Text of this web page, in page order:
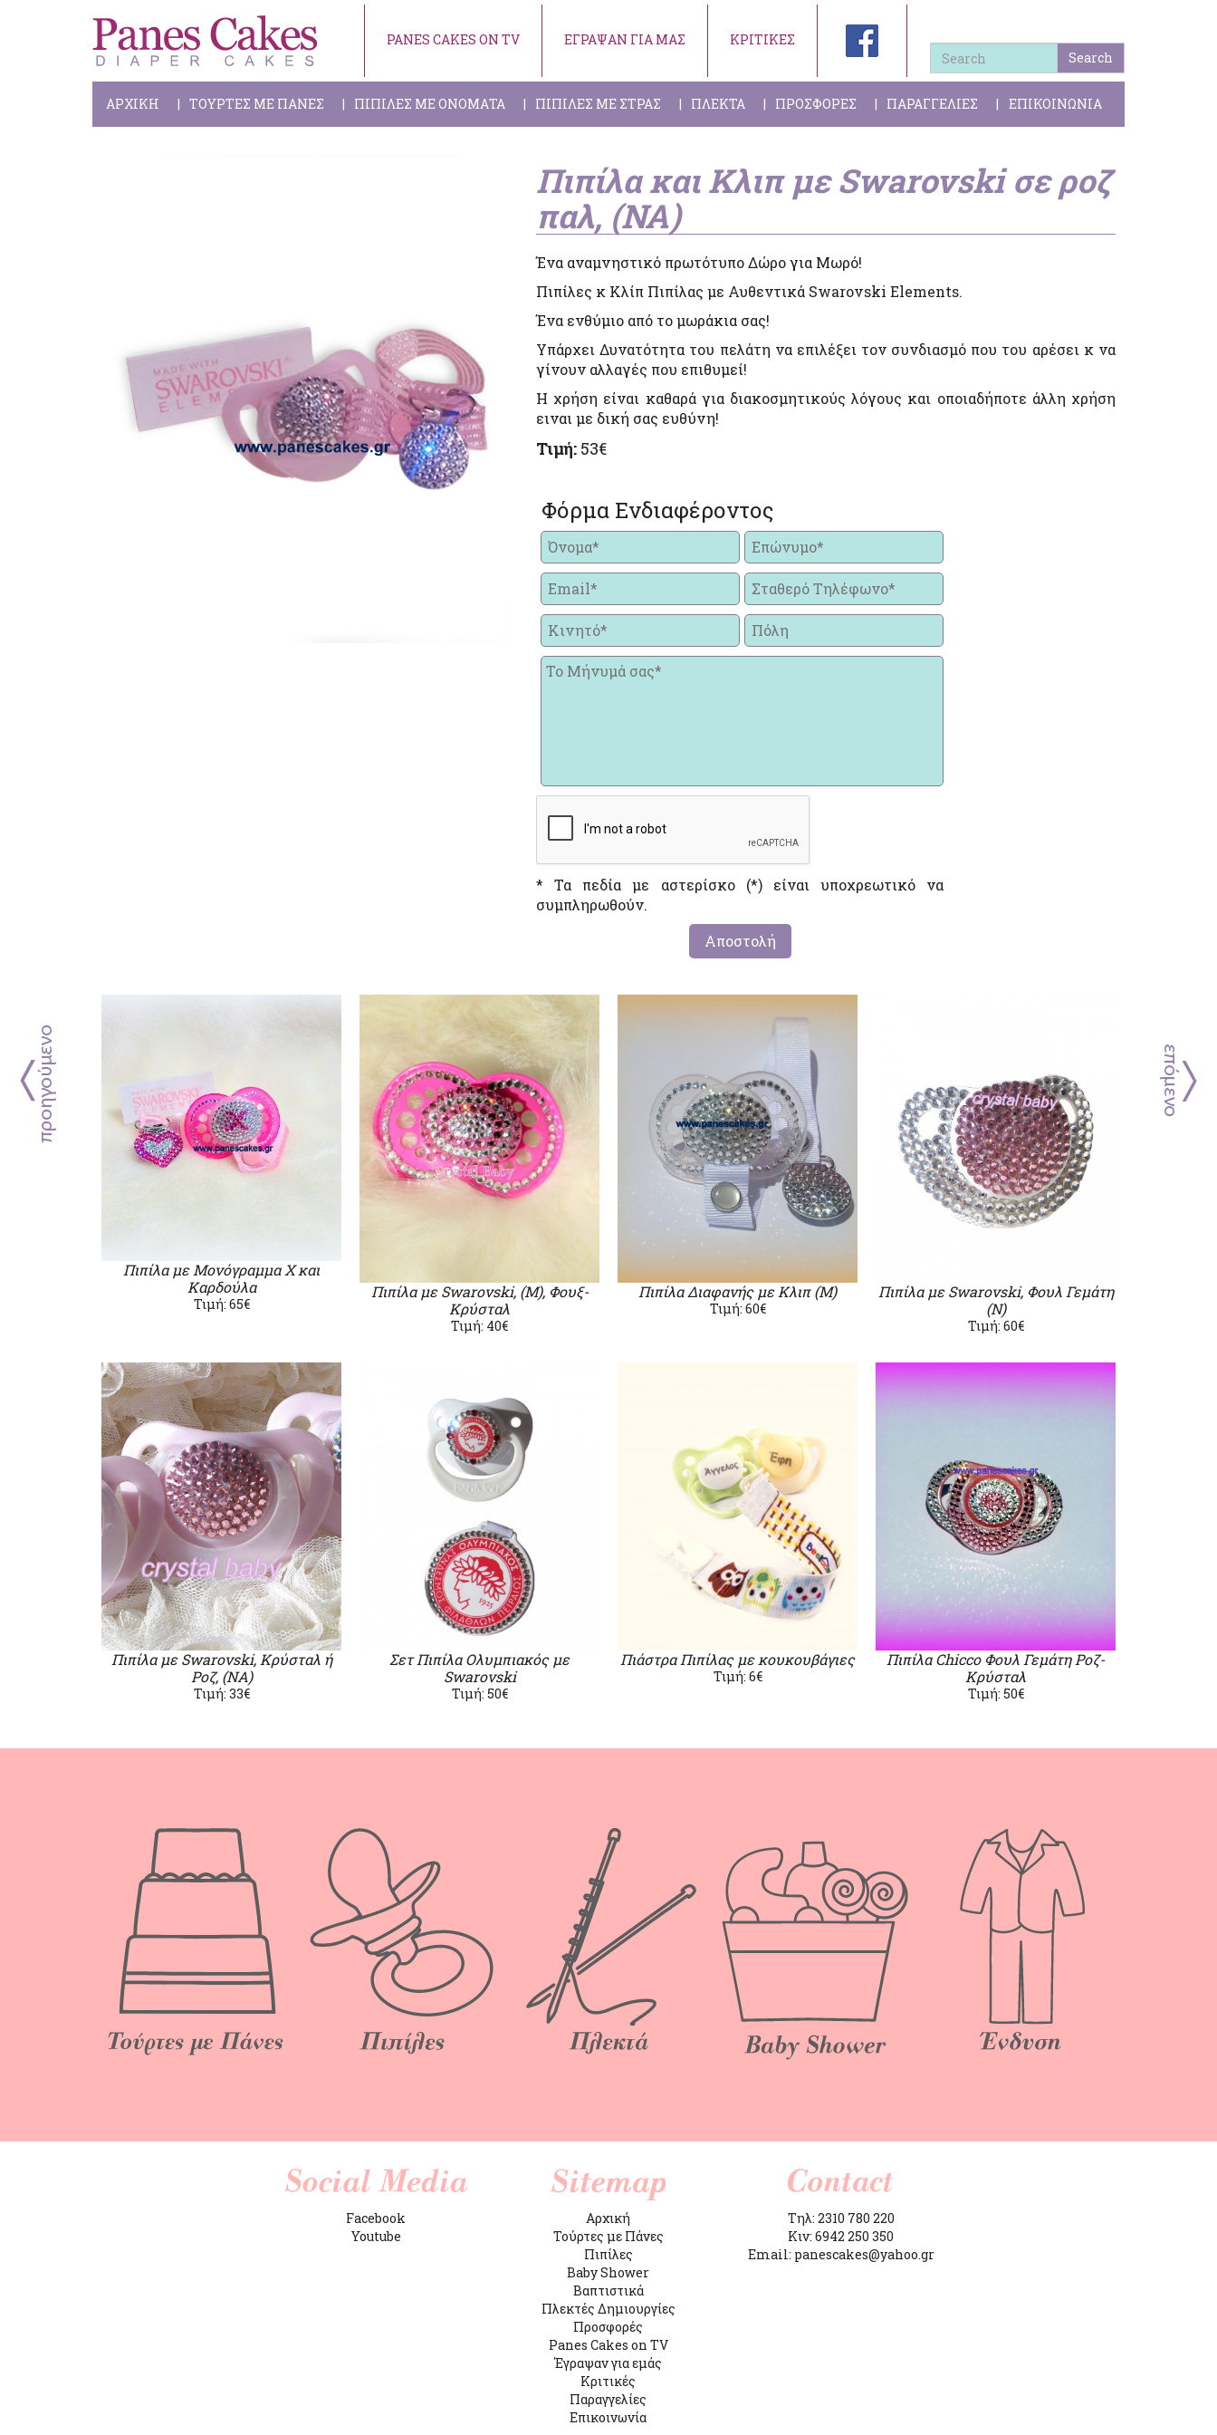
Search
PANES CAKES ON TV ΕΓΡΑΨΑΝ ΓΙΑ ΜΑΣ ΚΡΙΤΙΚΕΣ
ΑΡΧΙΚΗ ΤΟΥΡΤΕΣ ΜΕ ΠΑΝΕΣ ΠΙΠΙΛΕΣ ΜΕ ΟΝΟΜΑΤΑ ΠΙΠΙΛΕΣ ΜΕ ΣΤΡΑΣ ΠΛΕΚΤΑ ΠΡΟΣΦΟΡΕΣ ΠΑΡΑΓΓΕΛΙΕΣ ΕΠΙΚΟΙΝΩΝΙΑ
Πιπίλα και Κλιπ με Swarovski σε ροζ
παλ, (ΝΑ)
Ένα αναμνηστικό πρωτότυπο Δώρο για Μωρό!
Πιπίλες κ Κλίπ Πιπίλας με Αυθεντικά Swarovski Elements.
Ένα ενθύμιο από το μωράκια σας!
Υπάρχει Δυνατότητα του πελάτη να επιλέξει τον συνδιασμό που του αρέσει κ να
γίνουν αλλαγές που επιθυμεί!
Η χρήση είναι καθαρά για διακοσμητικούς λόγους και οποιαδήποτε άλλη χρήση
ειναι με δική σας ευθύνη!
Τιμή: 53€
Φόρμα Ενδιαφέροντος
* Τα πεδία με αστερίσκο (*) είναι υποχρεωτικό να
συμπληρωθούν.
Πιπίλα με Μονόγραμμα Χ και
Καρδούλα
Τιμή: 65€
Πιπίλα με Swarovski, (Μ), Φουξ-
Κρύσταλ
Τιμή: 40€
Πιπίλα Διαφανής με Κλιπ (Μ)
Τιμή: 60€
Πιπίλα με Swarovski, Φουλ Γεμάτη
(Ν)
Τιμή: 60€
Πιπίλα με Swarovski, Κρύσταλ ή
Ροζ, (ΝΑ)
Τιμή: 33€
Σετ Πιπίλα Ολυμπιακός με
Swarovski
Τιμή: 50€
Πιάστρα Πιπίλας με κουκουβάγιες
Τιμή: 6€
Πιπίλα Chicco Φουλ Γεμάτη Ροζ-
Κρύσταλ
Τιμή: 50€
Facebook
Youtube
Αρχική
Τούρτες με Πάνες
Πιπίλες
Baby Shower
Βαπτιστικά
Πλεκτές Δημιουργίες
Προσφορές
Panes Cakes on TV
Έγραψαν για εμάς
Κριτικές
Παραγγελίες
Επικοινωνία
Τηλ: 2310 780 220
Κιν: 6942 250 350
Email: panescakes@yahoo.gr